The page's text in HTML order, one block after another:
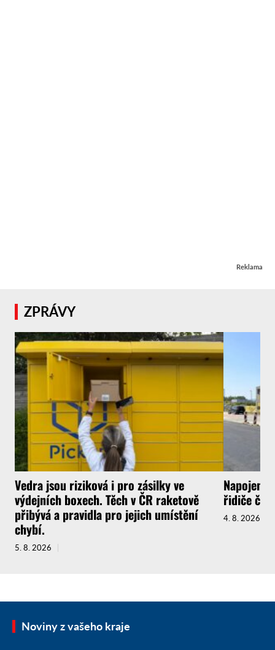
Reklama
ZPRÁVY
Vedra jsou riziková i pro zásilky ve
výdejních boxech. Těch v ČR raketově
přibývá a pravidla pro jejich umístění
chybí.
5. 8. 2026
Napojení
řidiče
4. 8. 2026
Noviny z vašeho kraje